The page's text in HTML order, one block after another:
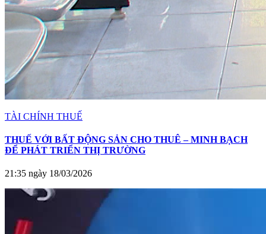
TÀI CHÍNH THUẾ
THUẾ VỚI BẤT ĐỘNG SẢN CHO THUÊ – MINH BẠCH
ĐỂ PHÁT TRIỂN THỊ TRƯỜNG
21:35 ngày 18/03/2026